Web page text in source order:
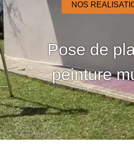
NOS
Pose de
peinture